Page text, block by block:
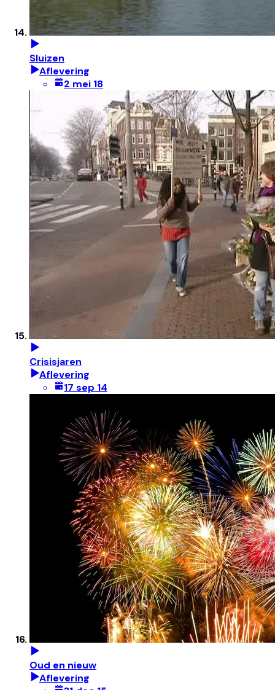
Sluizen
Aflevering
2 mei 18
Crisisjaren
Aflevering
17 sep 14
Oud en nieuw
Aflevering